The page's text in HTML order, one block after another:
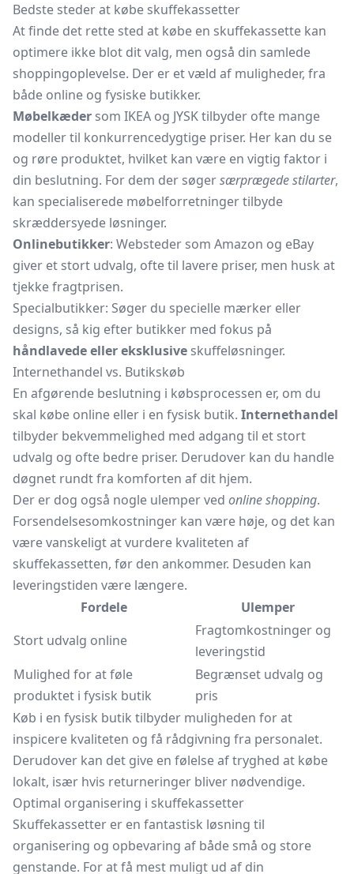
Bedste steder at købe skuffekassetter
At finde det rette sted at købe en skuffekassette kan
optimere ikke blot dit valg, men også din samlede
shoppingoplevelse. Der er et væld af muligheder, fra
både online og fysiske butikker.
Møbelkæder som IKEA og JYSK tilbyder ofte mange
modeller til konkurrencedygtige priser. Her kan du se
og røre produktet, hvilket kan være en vigtig faktor i
din beslutning. For dem der søgersærprægede stilarter,
kan specialiserede møbelforretninger tilbyde
skræddersyede løsninger.
Onlinebutikker: Websteder som Amazon og eBay
giver et stort udvalg, ofte til lavere priser, men husk at
tjekke fragtprisen.
Specialbutikker: Søger du specielle mærker eller
designs, så kig efter butikker med fokus på
håndlavede eller eksklusive skuffeløsninger.
Internethandel vs. Butikskøb
En afgørende beslutning i købsprocessen er, om du
skal købe online eller i en fysisk butik. Internethandel
tilbyder bekvemmelighed med adgang til et stort
udvalg og ofte bedre priser. Derudover kan du handle
døgnet rundt fra komforten af dit hjem.
Der er dog også nogle ulemper ved online shopping.
Forsendelsesomkostninger kan være høje, og det kan
være vanskeligt at vurdere kvaliteten af
skuffekassetten, før den ankommer. Desuden kan
leveringstiden være længere.
Fordele
Ulemper
Stort udvalg online
Fragtomkostninger og
leveringstid
Mulighed for at føle
produktet i fysisk butik
Begrænset udvalg og
pris
Køb i en fysisk butik tilbyder muligheden for at
inspicere kvaliteten og få rådgivning fra personalet.
Derudover kan det give en følelse af tryghed at købe
lokalt, især hvis returneringer bliver nødvendige.
Optimal organisering i skuffekassetter
Skuffekassetter er en fantastisk løsning til
organisering og opbevaring af både små og store
genstande. For at få mest muligt ud af din